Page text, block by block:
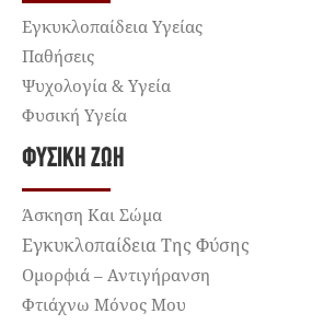
Εγκυκλοπαίδεια Υγείας
Παθήσεις
Ψυχολογία & Υγεία
Φυσική Υγεία
ΦΥΣΙΚΉ ΖΩΉ
Άσκηση Και Σώμα
Εγκυκλοπαίδεια Της Φύσης
Ομορφιά – Αντιγήρανση
Φτιάχνω Μόνος Μου